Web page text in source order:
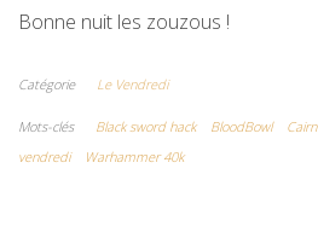
Bonne nuit les zouzous !
Catégorie Le Vendredi
Mots-clés Black sword hack BloodBowl Cairn
vendredi
Warhammer 40k